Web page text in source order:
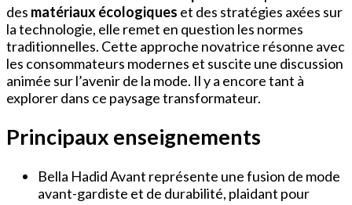
des matériaux écologiques et des stratégies axées sur
la technologie, elle remet en question les normes
traditionnelles. Cette approche novatrice résonne avec
les consommateurs modernes et suscite une discussion
animée sur l’avenir de la mode. Il y a encore tant à
explorer dans ce paysage transformateur.
Principaux enseignements
Bella Hadid Avant représente une fusion de mode
avant-gardiste et de durabilité, plaidant pour